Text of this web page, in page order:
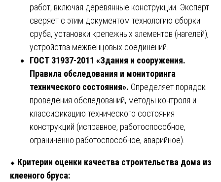
работ, включая деревянные конструкции. Эксперт
сверяет с этим документом технологию сборки
сруба, установки крепежных элементов (нагелей),
устройства межвенцовых соединений.
ГОСТ 31937-2011 «Здания и сооружения.
Правила обследования и мониторинга
технического состояния». Определяет порядок
проведения обследований, методы контроля и
классификацию технического состояния
конструкций (исправное, работоспособное,
ограниченно работоспособное, аварийное).
⬥ Критерии оценки качества строительства дома из
клееного бруса: